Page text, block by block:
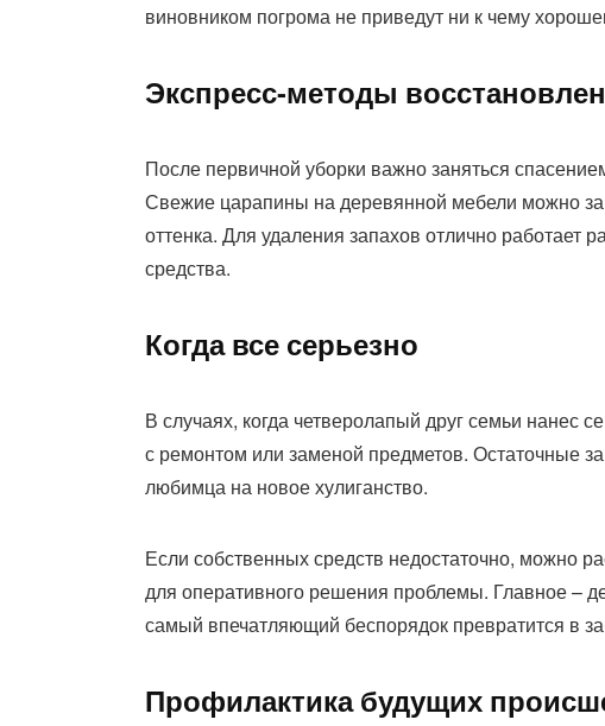
виновником погрома не приведут ни к чему
Экспресс-методы
После первичной уборки важно заняться
Свежие царапины на деревянной мебели можно
оттенка. Для удаления запахов отлично работает
средства.
Когда все серьезно
В случаях, когда четверолапый друг семьи нанес
с ремонтом или заменой предметов. Остаточные
любимца на новое хулиганство.
Если собственных средств недостаточно, можно
для оперативного решения проблемы. Главное –
самый впечатляющий беспорядок превратится в
Профилактика будущих